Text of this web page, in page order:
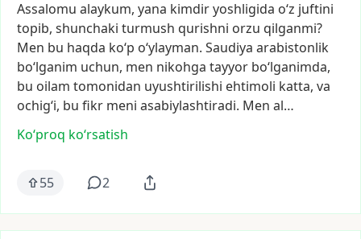
Assalomu alaykum, yana kimdiryoshligida o‘z juftini
topib, shunchaki turmush qurishni orzu qilganmi?
Men bu haqda ko‘p o‘ylayman. Saudiya arabistonlik
bo‘lganim uchun, men nikohga tayyor bo‘lganimda,
bu oilam tomonidan uyushtirilishi ehtimoli katta, va
ochig‘i, bu fikr meni asabiylashtiradi. Men al…
Ko‘proq koʻrsatish
55 2